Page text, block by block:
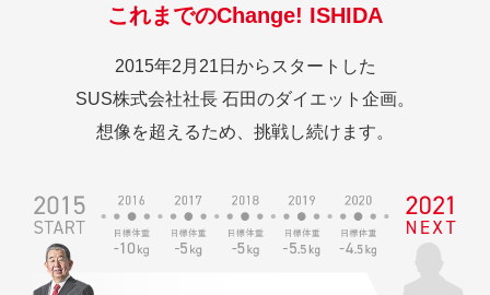
これまでのChange! ISHIDA
2015年2月21日からスタートした
SUS株式会社社長 石田のダイエット企画。
想像を超えるため、挑戦し続けます。